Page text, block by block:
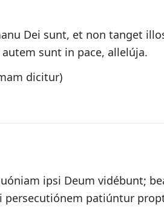
Dei sunt, et non tanget
sunt in pace, allelúja.
dicitur)
ipsi Deum vidébunt;
persecutiónem patiúntur